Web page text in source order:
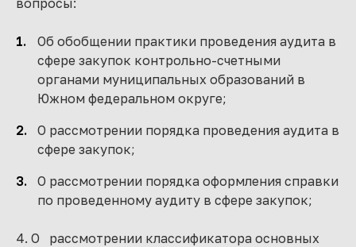
вопросы:
Об обобщении практики проведения аудита в
сфере закупок контрольно-счетными
органами муниципальных образований в
Южном федеральном округе;
О рассмотрении порядка проведения аудита в
сфере закупок;
О рассмотрении порядка оформления справки
по проведенному аудиту в сфере закупок;
4. О рассмотрении классификатора основных